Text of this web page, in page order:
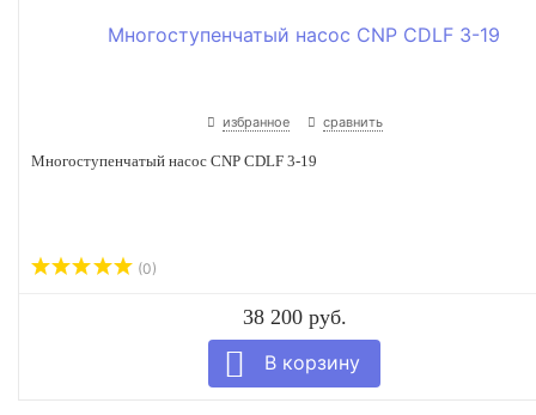
избранное сравнить
Многоступенчатый насос CNP CDLF 3-19
(0)
38 200 руб.